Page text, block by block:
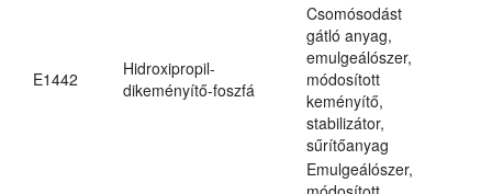
E1442
Hidroxipropil-
dikeményítő-foszfá
Csomósodást
gátló anyag,
emulgeálószer,
módosított
keményítő,
stabilizátor,
sűrítőanyag
Emulgeálószer,